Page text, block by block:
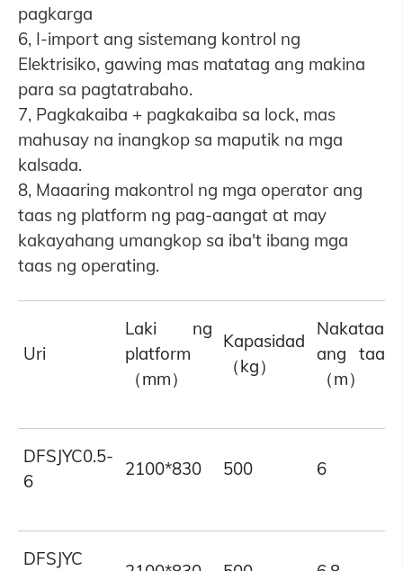
pagkarga
6, I-import ang sistemang kontrol ng
Elektrisiko, gawing mas matatag ang makina
para sa pagtatrabaho.
7, Pagkakaiba + pagkakaiba sa lock, mas
mahusay na inangkop sa maputik na mga
kalsada.
8, Maaaring makontrol ng mga operator ang
taas ng platform ng pag-aangat at may
kakayahang umangkop sa iba't ibang mga
taas ng operating.
Uri
Laki ng
platform
（mm）
Kapasidad
（kg）
Nakataas
ang taas
（m）
DFSJYC0.5-
6
2100*830 500 6
DFSJYC